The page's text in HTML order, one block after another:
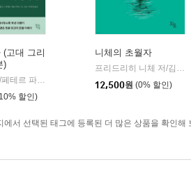
(고대 그리
)
| 현대지성
할인)
니체의 초월자
12,500원 (0% 할인)
에서 선택된 태그에 등록된 더 많은 상품을 확인해